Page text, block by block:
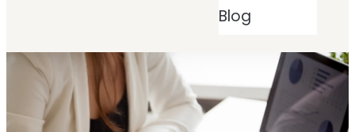
Blog